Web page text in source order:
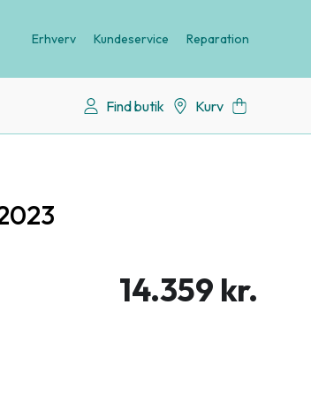
Erhverv Kundeservice Reparation
Find butik Kurv
14.359 kr.